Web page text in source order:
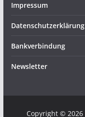
Impressum
Datenschutzerklärung
Bankverbindung
Newsletter
Copyright © 2026